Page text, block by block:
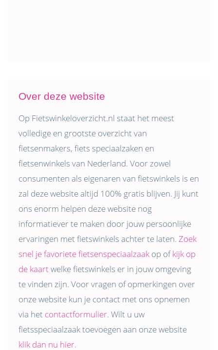
Over deze website
Op Fietswinkeloverzicht.nl staat het meest
volledige en grootste overzicht van
fietsenmakers, fiets speciaalzaken en
fietsenwinkels van Nederland. Voor zowel
consumenten als eigenaren van fietswinkels is en
zal deze website altijd 100% gratis blijven. Jij kunt
ons enorm helpen deze website nog
informatiever te maken door jouw persoonlijke
ervaringen met fietswinkels achter te laten. Zoek
snel je favoriete fietsenspeciaalzaakop ofkijk op
de kaartwelke fietswinkels er in jouw omgeving
te vinden zijn. Voor vragen of opmerkingen over
onze website kun je contact met ons opnemen
via het contactformulier. Wilt u uw
fietsspeciaalzaak toevoegen aan onze website
klik dan nu hier.